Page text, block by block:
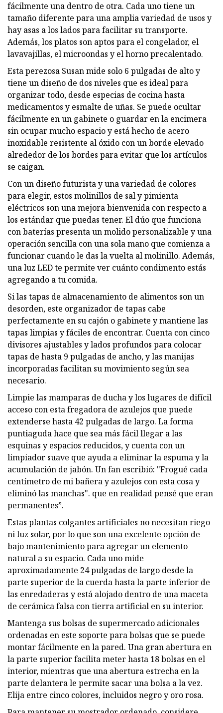
fácilmente una dentro de otra. Cada uno tiene un
tamaño diferente para una amplia variedad de usos y
hay asas a los lados para facilitar su transporte.
Además, los platos son aptos para el congelador, el
lavavajillas, el microondas y el horno precalentado.
Esta perezosa Susan mide solo 6 pulgadas de alto y
tiene un diseño de dos niveles que es ideal para
organizar todo, desde especias de cocina hasta
medicamentos y esmalte de uñas. Se puede ocultar
fácilmente en un gabinete o guardar en la encimera
sin ocupar mucho espacio y está hecho de acero
inoxidable resistente al óxido con un borde elevado
alrededor de los bordes para evitar que los artículos
se caigan.
Con un diseño futurista y una variedad de colores
para elegir, estos molinillos de sal y pimienta
eléctricos son una mejora bienvenida con respecto a
los estándar que puedas tener. El dúo que funciona
con baterías presenta un molido personalizable y una
operación sencilla con una sola mano que comienza a
funcionar cuando le das la vuelta al molinillo. Además,
una luz LED te permite ver cuánto condimento estás
agregando a tu comida.
Si las tapas de almacenamiento de alimentos son un
desorden, este organizador de tapas cabe
perfectamente en su cajón o gabinete y mantiene las
tapas limpias y fáciles de encontrar. Cuenta con cinco
divisores ajustables y lados profundos para colocar
tapas de hasta 9 pulgadas de ancho, y las manijas
incorporadas facilitan su movimiento según sea
necesario.
Limpie las mamparas de ducha y los lugares de difícil
acceso con esta fregadora de azulejos que puede
extenderse hasta 42 pulgadas de largo. La forma
puntiaguda hace que sea más fácil llegar a las
esquinas y espacios reducidos, y cuenta con un
limpiador suave que ayuda a eliminar la espuma y la
acumulación de jabón. Un fan escribió: "Frogué cada
centímetro de mi bañera y azulejos con esta cosa y
eliminó las manchas". que en realidad pensé que eran
permanentes”.
Estas plantas colgantes artificiales no necesitan riego
ni luz solar, por lo que son una excelente opción de
bajo mantenimiento para agregar un elemento
natural a su espacio. Cada uno mide
aproximadamente 24 pulgadas de largo desde la
parte superior de la cuerda hasta la parte inferior de
las enredaderas y está alojado dentro de una maceta
de cerámica falsa con tierra artificial en su interior.
Mantenga sus bolsas de supermercado adicionales
ordenadas en este soporte para bolsas que se puede
montar fácilmente en la pared. Una gran abertura en
la parte superior facilita meter hasta 18 bolsas en el
interior, mientras que una abertura estrecha en la
parte delantera le permite sacar una bolsa a la vez.
Elija entre cinco colores, incluidos negro y oro rosa.